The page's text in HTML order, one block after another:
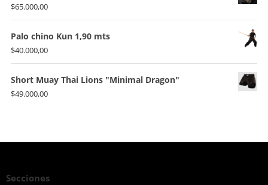
$65.000,00
Palo chino Kun 1,90 mts
$40.000,00
Short Muay Thai Lions "Minimal Dragon"
$49.000,00
Secciones